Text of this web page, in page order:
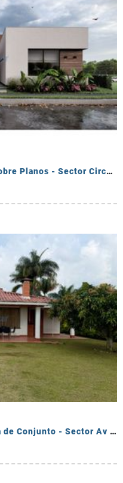
Se Venden Casas Campestres Sobre Planos - Sector Circasia
Se Vende Casa Campestre Fuera de Conjunto - Sector Av Centenario